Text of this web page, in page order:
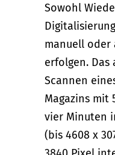
Sowohl
manuell
erfolgen. Das
Scannen
Magazins mit
vier Minuten
(bis 4608 x